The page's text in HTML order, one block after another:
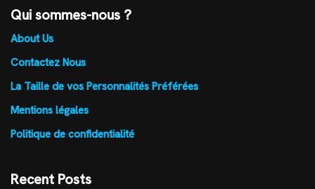
Qui sommes-nous ?
About Us
Contactez Nous
La Taille de vos Personnalités Préférées
Mentions légales
Politique de confidentialité
Recent Posts